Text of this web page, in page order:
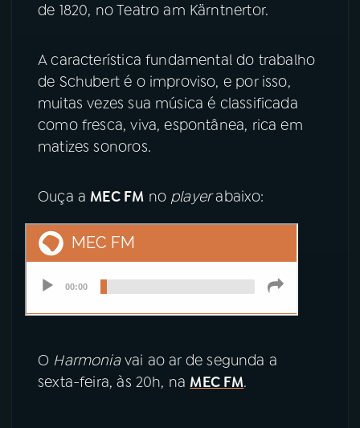
YouTube
Instagram X
TikTok
de 1820, no Teatro am Kärntnertor.
A característica fundamental do trabalho
de Schubert é o improviso, e por isso,
muitas vezes sua música é classificada
como fresca, viva, espontânea, rica em
matizes sonoros.
Ouça a MEC FM noplayerabaixo:
O Harmoniavai ao ar de segunda a
sexta-feira, às 20h, na MEC FM.